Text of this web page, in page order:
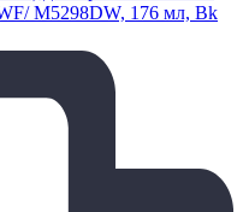
M5298DW, 176 мл, Bk